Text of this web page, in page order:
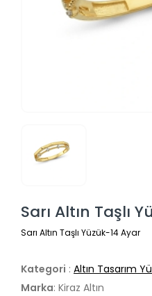
Sarı Altın Taşlı
Sarı Altın Taşlı Yüzük-14 Ayar
Kategori : Altın Tasarım
Marka: Kiraz Altın